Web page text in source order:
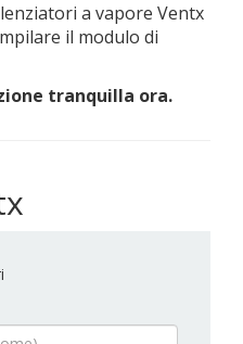
a vapore Ventx
il modulo di
tranquilla ora.